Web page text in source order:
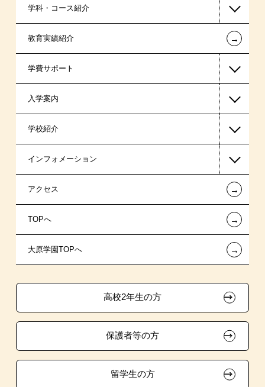
学科・コース紹介
国家公務員・地方公務員系
警察官・消防官系
教育実績紹介 ←
学費サポート
高等教育の修学支援新制度
日本学生支援機構の奨学金
日本政策金融公庫（国の教育ローン）
提携教育ローン
新聞奨学生
試験による特待生制度
クラブ特待生制度
吹奏楽部による特待生制度
入学案内
一般入学
AO入学制度
指定校推薦入学
特別推薦入学
推薦入学
生徒会活動推薦入学
自己推薦入学
大学・短大・公務員併願制度
学校紹介
在校生からあなたへ
夢を叶えた先輩たち
施設・研修所
学生寮・マンションのご案内
大原学園グループ案内
インフォメーション
お知らせ・新着情報
在校生へのお知らせ
各種証明書の発行ご希望の方
採用ご担当の方
アクセス ←
TOPへ ←
大原学園TOPへ ←
高校2年生の方
保護者等の方
留学生の方